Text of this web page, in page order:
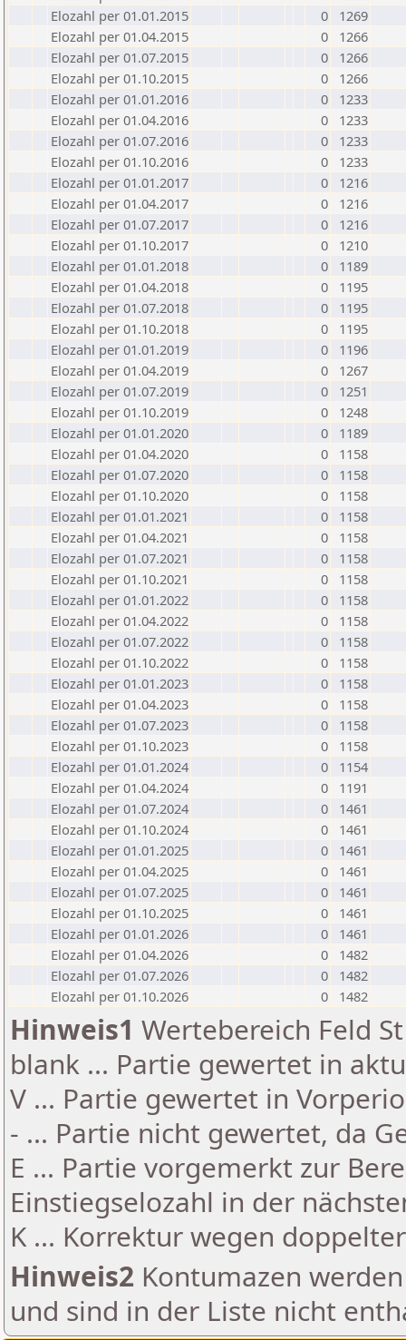
Elozahl per 01.01.2015
0
1269
Elozahl per 01.04.2015
0
1266
Elozahl per 01.07.2015
0
1266
Elozahl per 01.10.2015
0
1266
Elozahl per 01.01.2016
0
1233
Elozahl per 01.04.2016
0
1233
Elozahl per 01.07.2016
0
1233
Elozahl per 01.10.2016
0
1233
Elozahl per 01.01.2017
0
1216
Elozahl per 01.04.2017
0
1216
Elozahl per 01.07.2017
0
1216
Elozahl per 01.10.2017
0
1210
Elozahl per 01.01.2018
0
1189
Elozahl per 01.04.2018
0
1195
Elozahl per 01.07.2018
0
1195
Elozahl per 01.10.2018
0
1195
Elozahl per 01.01.2019
0
1196
Elozahl per 01.04.2019
0
1267
Elozahl per 01.07.2019
0
1251
Elozahl per 01.10.2019
0
1248
Elozahl per 01.01.2020
0
1189
Elozahl per 01.04.2020
0
1158
Elozahl per 01.07.2020
0
1158
Elozahl per 01.10.2020
0
1158
Elozahl per 01.01.2021
0
1158
Elozahl per 01.04.2021
0
1158
Elozahl per 01.07.2021
0
1158
Elozahl per 01.10.2021
0
1158
Elozahl per 01.01.2022
0
1158
Elozahl per 01.04.2022
0
1158
Elozahl per 01.07.2022
0
1158
Elozahl per 01.10.2022
0
1158
Elozahl per 01.01.2023
0
1158
Elozahl per 01.04.2023
0
1158
Elozahl per 01.07.2023
0
1158
Elozahl per 01.10.2023
0
1158
Elozahl per 01.01.2024
0
1154
Elozahl per 01.04.2024
0
1191
Elozahl per 01.07.2024
0
1461
Elozahl per 01.10.2024
0
1461
Elozahl per 01.01.2025
0
1461
Elozahl per 01.04.2025
0
1461
Elozahl per 01.07.2025
0
1461
Elozahl per 01.10.2025
0
1461
Elozahl per 01.01.2026
0
1461
Elozahl per 01.04.2026
0
1482
Elozahl per 01.07.2026
0
1482
Elozahl per 01.10.2026
0 1482
Hinweis1 Wertebereich Feld
blank ... Partie gewertet in
V ... Partie gewertet in
- ... Partie nicht gewertet, da
E ... Partie vorgemerkt zur
Einstiegselozahl in der
K ... Korrektur wegen
Hinweis2 Kontumazen
und sind in der Liste nicht